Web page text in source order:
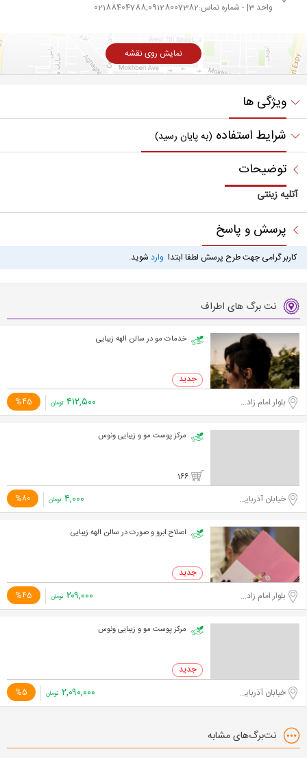
واحد 3| - شماره تماس:02188404788,09128007382
نمایش روی نقشه
ویژگی ها
شرایط استفاده (به پایان رسید)
توضیحات
آتلیه زینتی
پرسش و پاسخ
کاربر گرامی جهت طرح پرسش لطفا ابتدا وارد شوید.
نت برگ های اطراف
خدمات مو در سالن الهه زیبایی
بلوار امام زاده حسن %45 ۴۱۲,۵۰۰ تومان
مرکز پوست مو و زیبایی ونوس
166
خیابان آذربایجان %80 ۴,۰۰۰ تومان
اصلاح ابرو و صورت در سالن الهه زیبایی
بلوار امام زاده حسن %45 ۲۰۹,۰۰۰ تومان
مرکز پوست مو و زیبایی ونوس
خیابان آذربایجان %5 ۲,۰۹۰,۰۰۰ تومان
نت‌برگ‌های مشابه